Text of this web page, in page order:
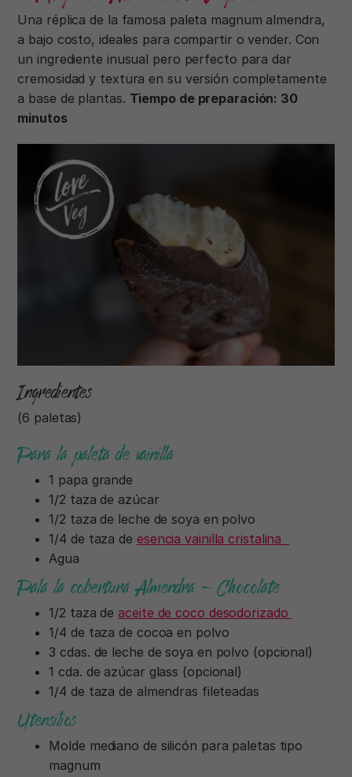
Una réplica de la famosa paleta magnum almendra,
a bajo costo, ideales para compartir o vender. Con
un ingrediente inusual pero perfecto para dar
cremosidad y textura en su versión completamente
a base de plantas. Tiempo de preparación: 30
minutos
Ingredientes
(6 paletas)
Para la paleta de vainilla
1 papa grande
1/2 taza de azúcar
1/2 taza de leche de soya en polvo
1/4 de taza de esencia vainilla cristalina
Agua
Pala la cobertura Almendra – Chocolate
1/2 taza deaceite de coco desodorizado
1/4 de taza de cocoa en polvo
3 cdas. de leche de soya en polvo (opcional)
1 cda. de azúcar glass (opcional)
1/4 de taza de almendras fileteadas
Utensilios
Molde mediano de silicón para paletas tipo
magnum